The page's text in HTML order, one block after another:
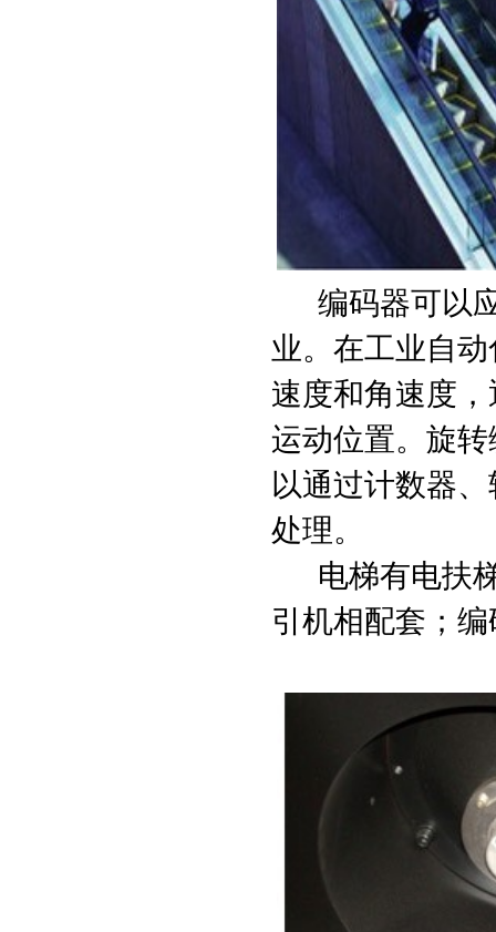
编码器可以应
业。在工业自
速度和角速度
运动位置。旋
以通过计数器
处理。
电梯有电扶梯
引机相配套；